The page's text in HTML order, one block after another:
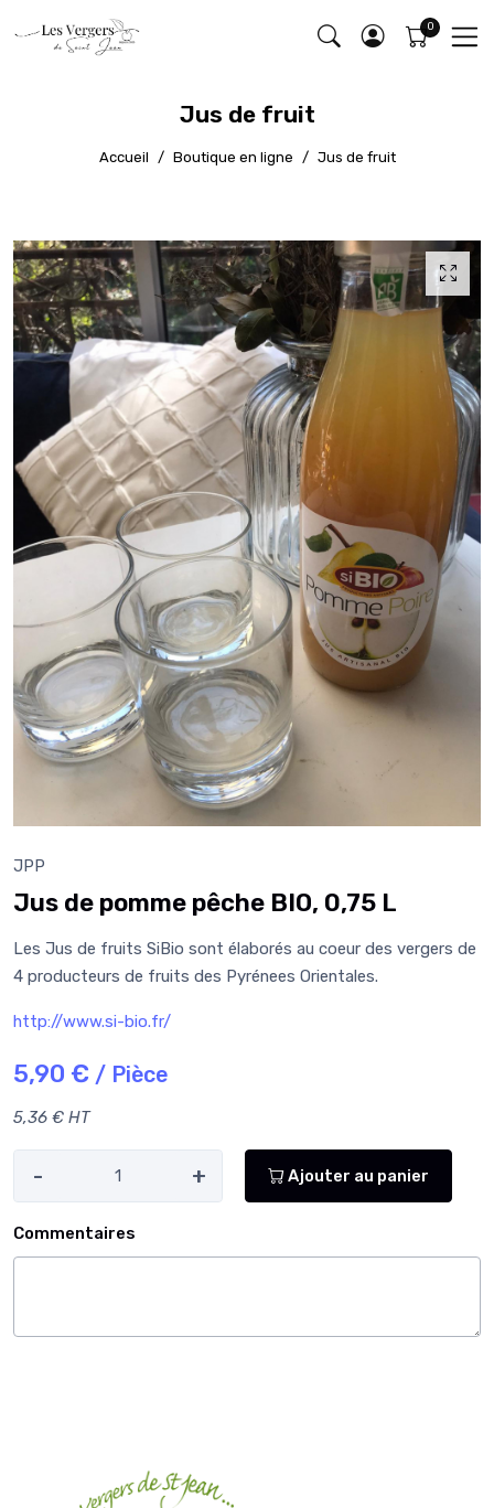
Jus de fruit
Accueil Boutique en ligne Jus de fruit
JPP
Jus de pomme pêche BIO, 0,75 L
Les Jus de fruits SiBio sont élaborés au coeur des vergers de
4 producteurs de fruits des Pyrénees Orientales.
http://www.si-bio.fr/
5,90 € / Pièce
5,36 € HT
- + Ajouter au panier
Commentaires